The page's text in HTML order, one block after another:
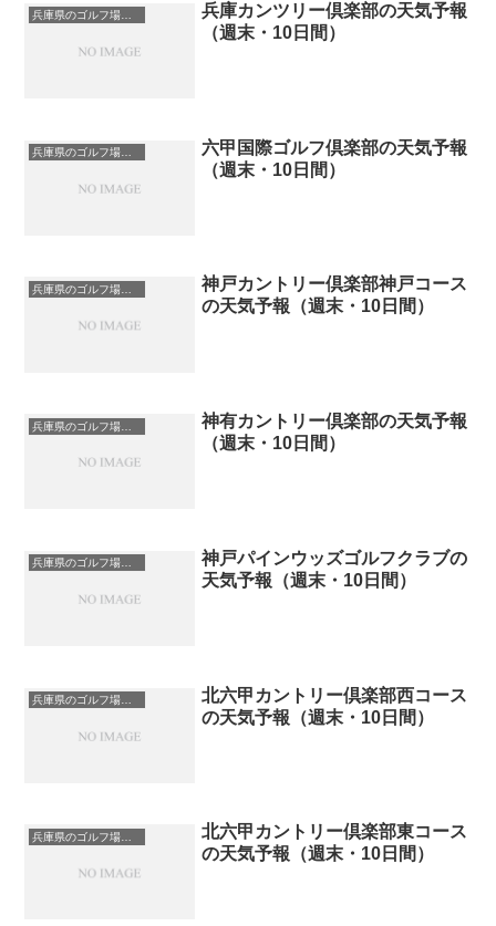
兵庫県のゴルフ場一覧｜距離が長い・広いゴルフ場ランキング
兵庫カンツリー倶楽部の天気予報
（週末・10日間）
兵庫県のゴルフ場一覧｜距離が長い・広いゴルフ場ランキング
六甲国際ゴルフ倶楽部の天気予報
（週末・10日間）
兵庫県のゴルフ場一覧｜距離が長い・広いゴルフ場ランキング
神戸カントリー倶楽部神戸コース
の天気予報（週末・10日間）
兵庫県のゴルフ場一覧｜距離が長い・広いゴルフ場ランキング
神有カントリー倶楽部の天気予報
（週末・10日間）
兵庫県のゴルフ場一覧｜距離が長い・広いゴルフ場ランキング
神戸パインウッズゴルフクラブの
天気予報（週末・10日間）
兵庫県のゴルフ場一覧｜距離が長い・広いゴルフ場ランキング
北六甲カントリー倶楽部西コース
の天気予報（週末・10日間）
兵庫県のゴルフ場一覧｜距離が長い・広いゴルフ場ランキング
北六甲カントリー倶楽部東コース
の天気予報（週末・10日間）